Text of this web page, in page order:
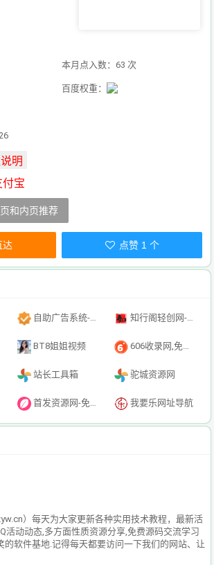
本月点入数：63 次
百度权重：
宝
和内页推荐
达 点赞 1 个
自助广告系统-自助广告源码-自助投放广告插件 知行阁轻创网-分享网络赚钱项目-全网首发副业项目实操平台-副业创业项目网
BT8姐姐视频 606收录网,免费自动秒收录网址,提供自动收录,网站导航大全源码,自动链,友情链接交换。
站长工具箱 驼城资源网
首发资源网-免费资源下载-最新php源码下载-热门资源下载 我要乐网址导航
）每天为大家更新各种实用技术教程，最新活
活动动态,多方面性质资源分享,免费源码交流学习
的软件基地.记得每天都要访问一下我们的网站、让